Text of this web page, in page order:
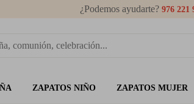
¿Podemos ayudarte? 976 221
ZAPATOS NIÑO ZAPATOS MUJER